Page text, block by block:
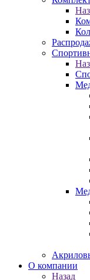
О компании
Назад